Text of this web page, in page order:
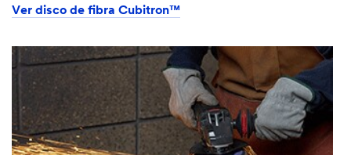
Ver disco de fibra Cubitron™